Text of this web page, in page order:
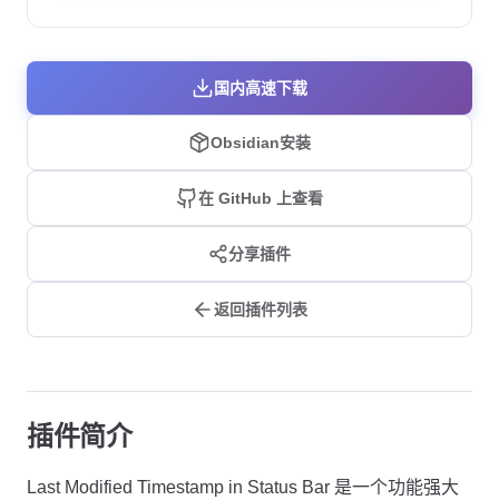
国内高速下载
Obsidian安装
在 GitHub 上查看
分享插件
返回插件列表
插件简介
Last Modified Timestamp in Status Bar 是一个功能强大